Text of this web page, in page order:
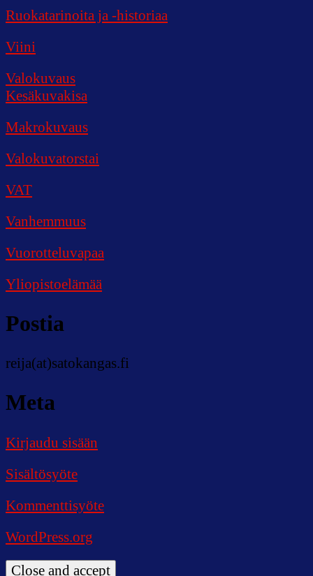
Ruokatarinoita ja -historiaa
Viini
Valokuvaus
Kesäkuvakisa
Makrokuvaus
Valokuvatorstai
VAT
Vanhemmuus
Vuorotteluvapaa
Yliopistoelämää
Postia
reija(at)satokangas.fi
Meta
Kirjaudu sisään
Sisältösyöte
Kommenttisyöte
WordPress.org